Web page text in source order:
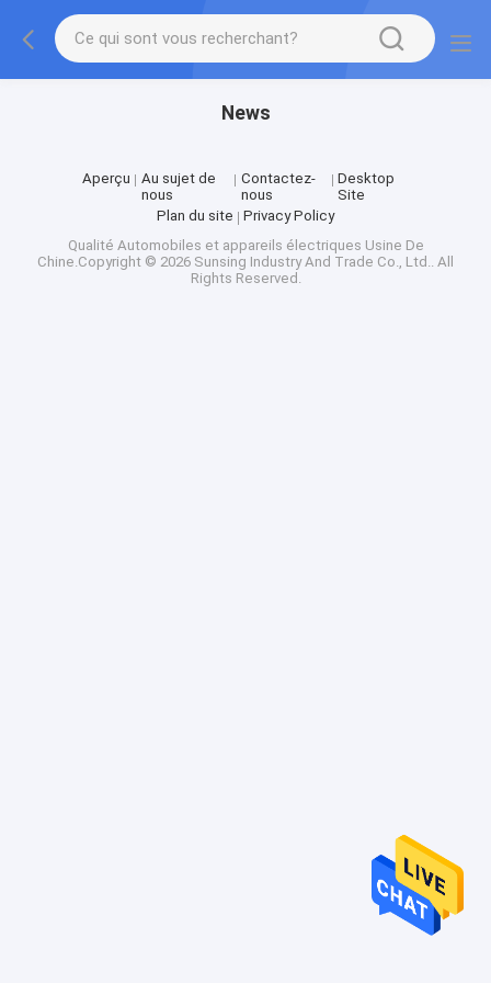
News
Aperçu
Au sujet de
nous
Contactez-
nous
Desktop
Site
Plan du site
Privacy Policy
Qualité Automobiles et appareils électriques Usine De
Chine.Copyright © 2026 Sunsing Industry And Trade Co., Ltd.. All
Rights Reserved.